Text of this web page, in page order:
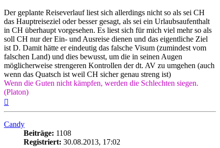
Der geplante Reiseverlauf liest sich allerdings nicht so als sei CH
das Hauptreiseziel oder besser gesagt, als sei ein Urlaubsaufenthalt
in CH überhaupt vorgesehen. Es liest sich für mich viel mehr so als
soll CH nur der Ein- und Ausreise dienen und das eigentliche Ziel
ist D. Damit hätte er eindeutig das falsche Visum (zumindest vom
falschen Land) und dies bewusst, um die in seinen Augen
möglicherweise strengeren Kontrollen der dt. AV zu umgehen (auch
wenn das Quatsch ist weil CH sicher genau streng ist)
Wenn die Guten nicht kämpfen, werden die Schlechten siegen.
(Platon)
Candy
Beiträge: 1108
Registriert: 30.08.2013, 17:02